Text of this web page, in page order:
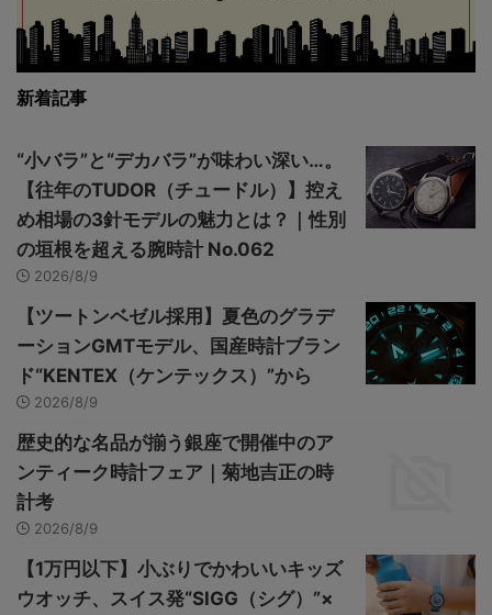
新着記事
“小バラ”と“デカバラ”が味わい深い…。
【往年のTUDOR（チュードル）】控え
め相場の3針モデルの魅力とは？｜性別
の垣根を超える腕時計 No.062
2026/8/9
【ツートンベゼル採用】夏色のグラデ
ーションGMTモデル、国産時計ブラン
ド“KENTEX（ケンテックス）”から
2026/8/9
歴史的な名品が揃う銀座で開催中のア
ンティーク時計フェア｜菊地吉正の時
計考
2026/8/9
【1万円以下】小ぶりでかわいいキッズ
ウオッチ、スイス発“SIGG（シグ）”×